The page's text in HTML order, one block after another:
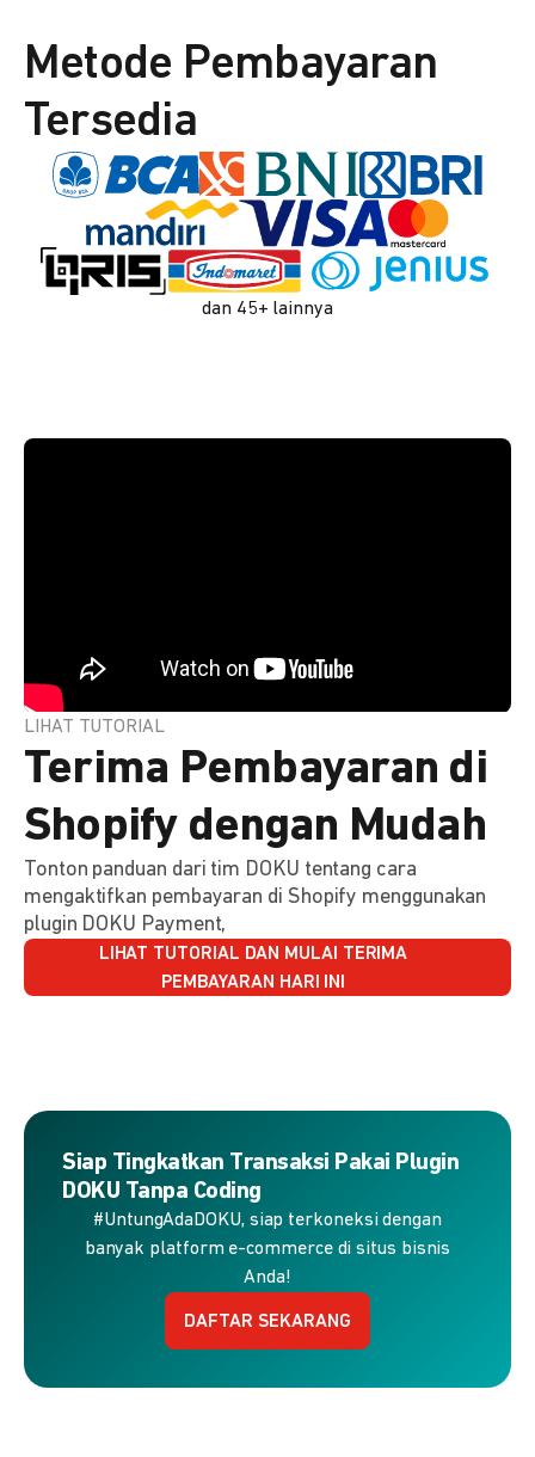
Metode Pembayaran
Tersedia
dan 45+ lainnya
LIHAT TUTORIAL
Terima Pembayaran di
Shopify dengan Mudah
Tonton panduan dari tim DOKU tentang cara
mengaktifkan pembayaran di Shopify menggunakan
plugin DOKU Payment,
LIHAT TUTORIAL DAN MULAI TERIMA
PEMBAYARAN HARI INI
Siap Tingkatkan Transaksi Pakai Plugin
DOKU Tanpa Coding
#UntungAdaDOKU, siap terkoneksi dengan
banyak platform e-commerce di situs bisnis
Anda!
DAFTAR SEKARANG